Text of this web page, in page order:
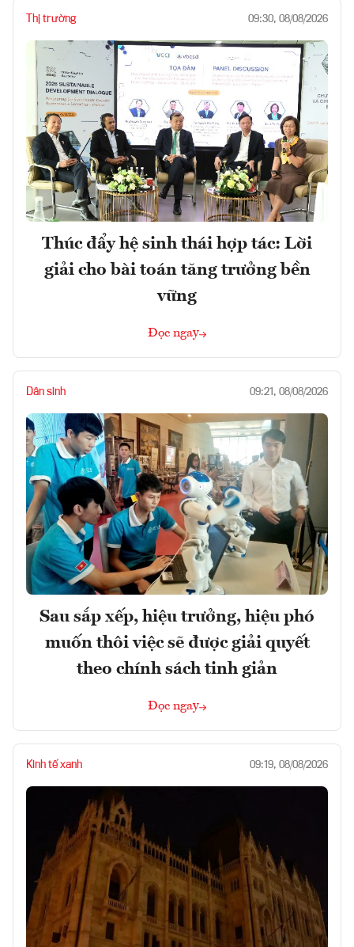
Thị trường 09:30, 08/08/2026
Thúc đẩy hệ sinh thái hợp tác: Lời
giải cho bài toán tăng trưởng bền
vững
Đọc ngay
Dân sinh 09:21, 08/08/2026
Sau sắp xếp, hiệu trưởng, hiệu phó
muốn thôi việc sẽ được giải quyết
theo chính sách tinh giản
Đọc ngay
Kinh tế xanh 09:19, 08/08/2026